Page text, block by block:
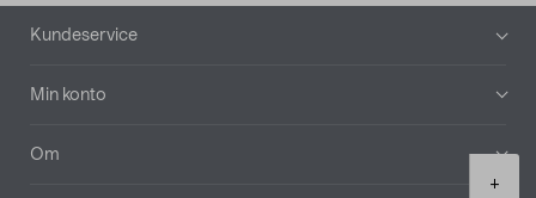
+
Bunntekst
Kundeservice
Min konto
Om